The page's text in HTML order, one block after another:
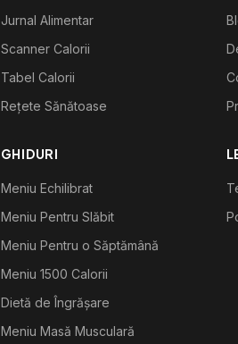
Jurnal Alimentar
Scanner Calorii
Tabel Calorii
Rețete Sănătoase
GHIDURI
Meniu Echilibrat
Meniu Pentru Slăbit
Meniu Pentru o Săptămână
Meniu 1500 Calorii
Dietă de Îngrășare
Meniu Masă Musculară